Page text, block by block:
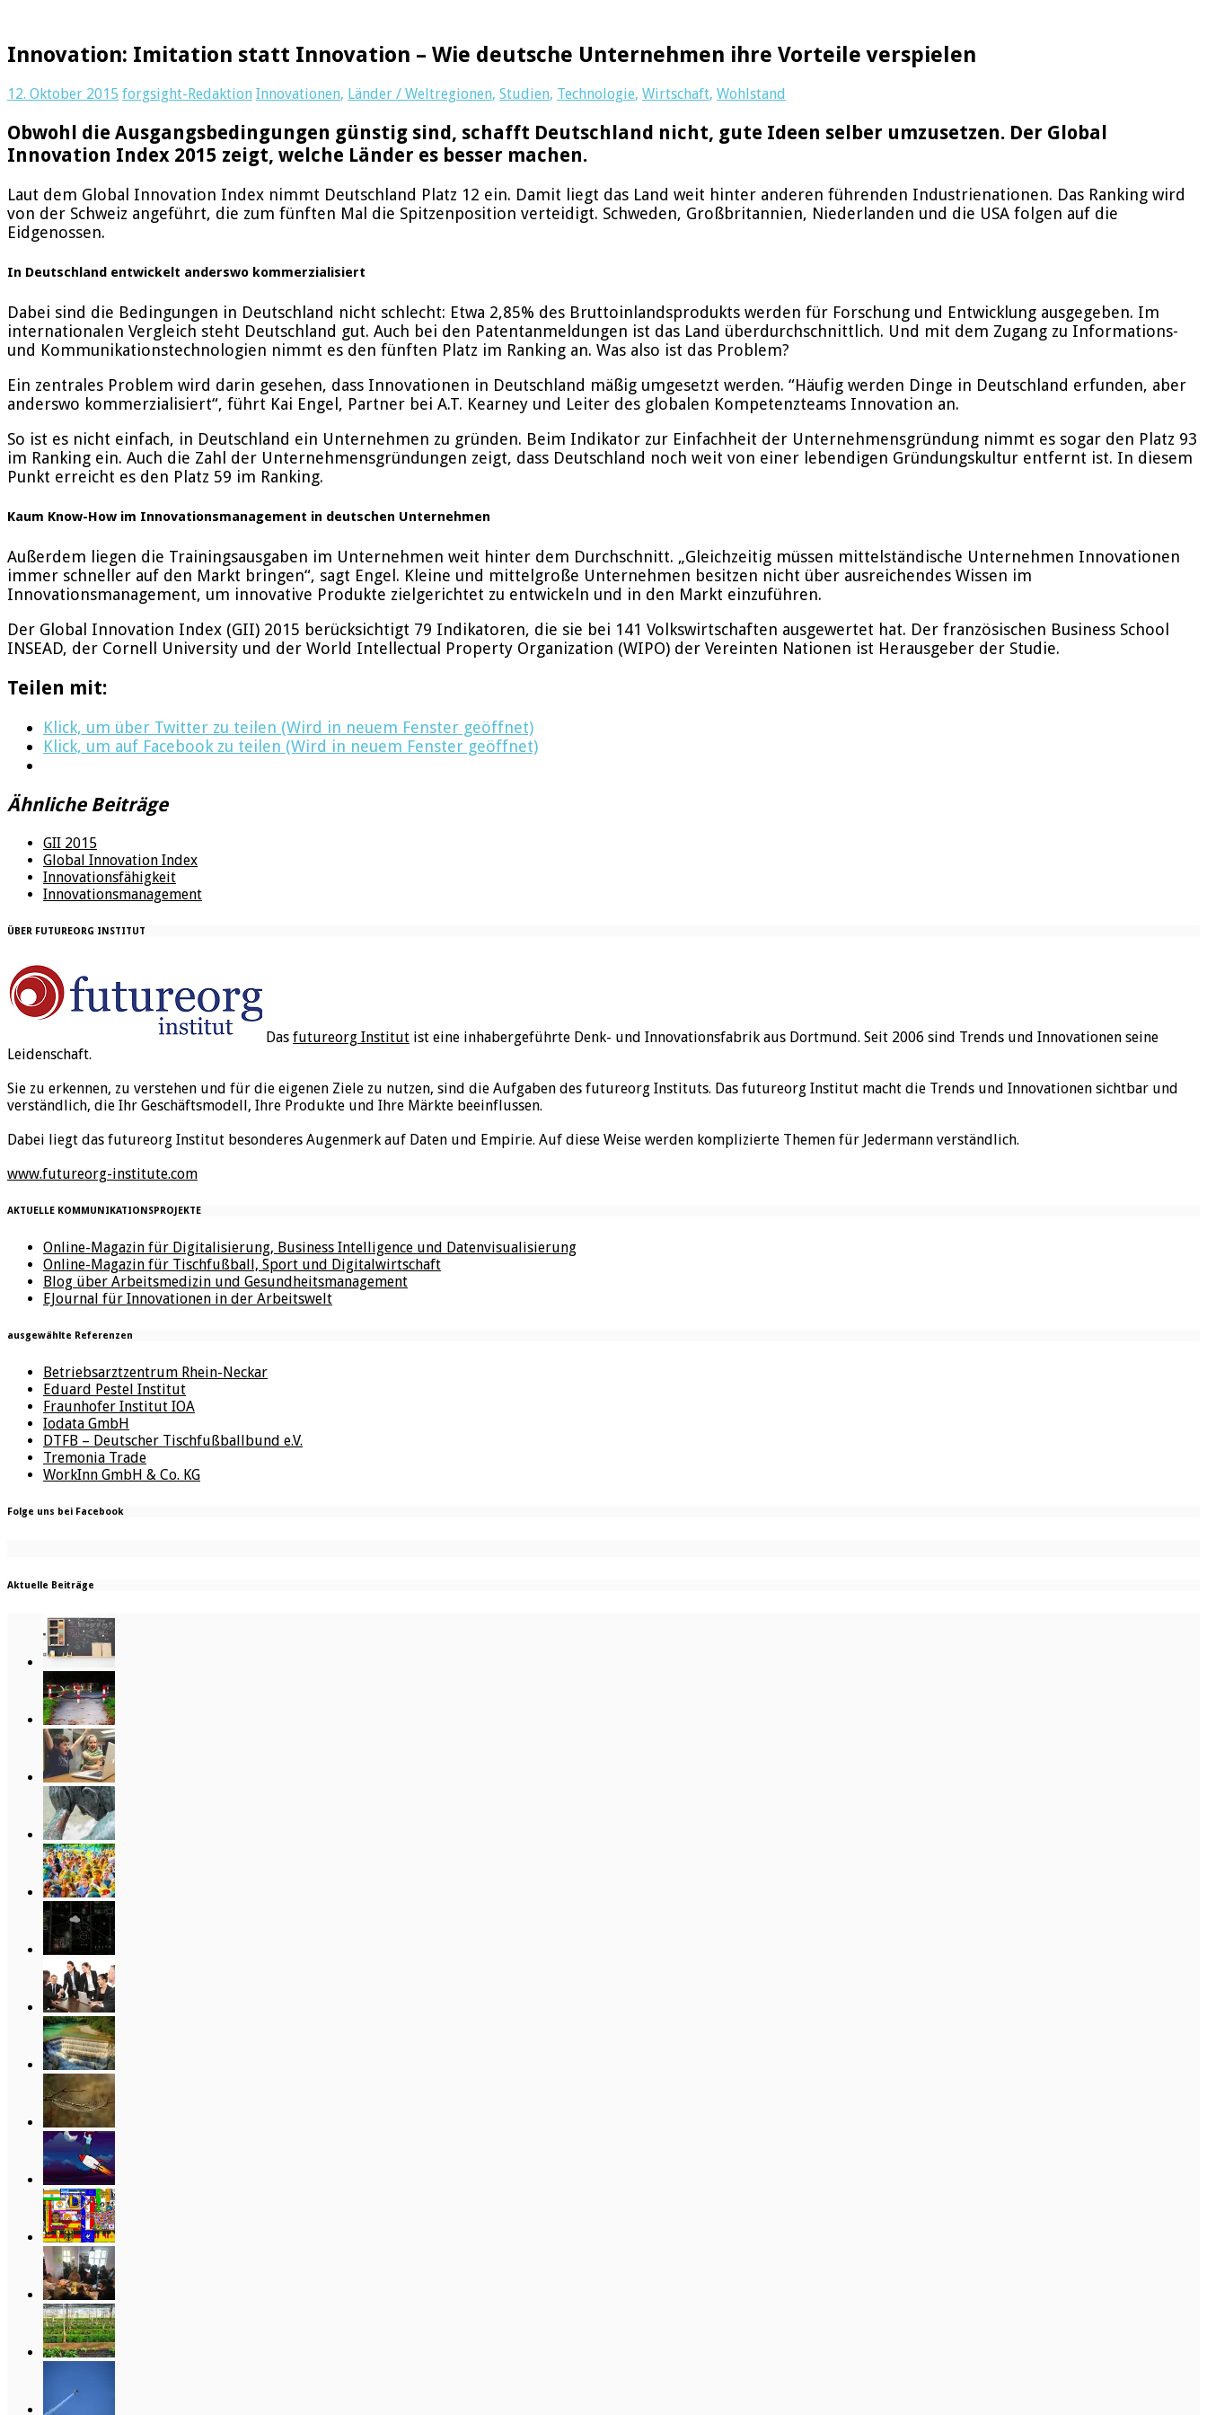
Innovation: Imitation statt Innovation – Wie deutsche Unternehmen ihre Vorteile verspielen
12. Oktober 2015 forgsight-Redaktion Innovationen, Länder / Weltregionen, Studien, Technologie, Wirtschaft, Wohlstand
Obwohl die Ausgangsbedingungen günstig sind, schafft Deutschland nicht, gute Ideen selber umzusetzen. Der Global
Innovation Index 2015 zeigt, welche Länder es besser machen.
Laut dem Global Innovation Index nimmt Deutschland Platz 12 ein. Damit liegt das Land weit hinter anderen führenden Industrienationen. Das Ranking wird
von der Schweiz angeführt, die zum fünften Mal die Spitzenposition verteidigt. Schweden, Großbritannien, Niederlanden und die USA folgen auf die
Eidgenossen.
In Deutschland entwickelt anderswo kommerzialisiert
Dabei sind die Bedingungen in Deutschland nicht schlecht: Etwa 2,85% des Bruttoinlandsprodukts werden für Forschung und Entwicklung ausgegeben. Im
internationalen Vergleich steht Deutschland gut. Auch bei den Patentanmeldungen ist das Land überdurchschnittlich. Und mit dem Zugang zu Informations-
und Kommunikationstechnologien nimmt es den fünften Platz im Ranking an. Was also ist das Problem?
Ein zentrales Problem wird darin gesehen, dass Innovationen in Deutschland mäßig umgesetzt werden. “Häufig werden Dinge in Deutschland erfunden, aber
anderswo kommerzialisiert“, führt Kai Engel, Partner bei A.T. Kearney und Leiter des globalen Kompetenzteams Innovation an.
So ist es nicht einfach, in Deutschland ein Unternehmen zu gründen. Beim Indikator zur Einfachheit der Unternehmensgründung nimmt es sogar den Platz 93
im Ranking ein. Auch die Zahl der Unternehmensgründungen zeigt, dass Deutschland noch weit von einer lebendigen Gründungskultur entfernt ist. In diesem
Punkt erreicht es den Platz 59 im Ranking.
Kaum Know-How im Innovationsmanagement in deutschen Unternehmen
Außerdem liegen die Trainingsausgaben im Unternehmen weit hinter dem Durchschnitt. „Gleichzeitig müssen mittelständische Unternehmen Innovationen
immer schneller auf den Markt bringen“, sagt Engel. Kleine und mittelgroße Unternehmen besitzen nicht über ausreichendes Wissen im
Innovationsmanagement, um innovative Produkte zielgerichtet zu entwickeln und in den Markt einzuführen.
Der Global Innovation Index (GII) 2015 berücksichtigt 79 Indikatoren, die sie bei 141 Volkswirtschaften ausgewertet hat. Der französischen Business School
INSEAD, der Cornell University und der World Intellectual Property Organization (WIPO) der Vereinten Nationen ist Herausgeber der Studie.
Teilen mit:
Klick, um über Twitter zu teilen (Wird in neuem Fenster geöffnet)
Klick, um auf Facebook zu teilen (Wird in neuem Fenster geöffnet)
Ähnliche Beiträge
GII 2015
Global Innovation Index
Innovationsfähigkeit
Innovationsmanagement
ÜBER FUTUREORG INSTITUT
Das futureorg Institut ist eine inhabergeführte Denk- und Innovationsfabrik aus Dortmund. Seit 2006 sind Trends und Innovationen seine
Leidenschaft.
Sie zu erkennen, zu verstehen und für die eigenen Ziele zu nutzen, sind die Aufgaben des futureorg Instituts. Das futureorg Institut macht die Trends und Innovationen sichtbar und
verständlich, die Ihr Geschäftsmodell, Ihre Produkte und Ihre Märkte beeinflussen.
Dabei liegt das futureorg Institut besonderes Augenmerk auf Daten und Empirie. Auf diese Weise werden komplizierte Themen für Jedermann verständlich.
www.futureorg-institute.com
AKTUELLE KOMMUNIKATIONSPROJEKTE
Online-Magazin für Digitalisierung, Business Intelligence und Datenvisualisierung
Online-Magazin für Tischfußball, Sport und Digitalwirtschaft
Blog über Arbeitsmedizin und Gesundheitsmanagement
EJournal für Innovationen in der Arbeitswelt
ausgewählte Referenzen
Betriebsarztzentrum Rhein-Neckar
Eduard Pestel Institut
Fraunhofer Institut IOA
Iodata GmbH
DTFB – Deutscher Tischfußballbund e.V.
Tremonia Trade
WorkInn GmbH & Co. KG
Folge uns bei Facebook
Aktuelle Beiträge